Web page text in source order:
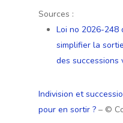
Sources :
Loi no 2026-248
simplifier la
des successions
Indivision et
pour en sortir ? – ©